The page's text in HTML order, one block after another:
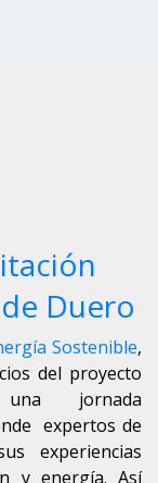
Duero
Sostenible,
del proyecto
jornada
expertos de
experiencias
y energía. Así